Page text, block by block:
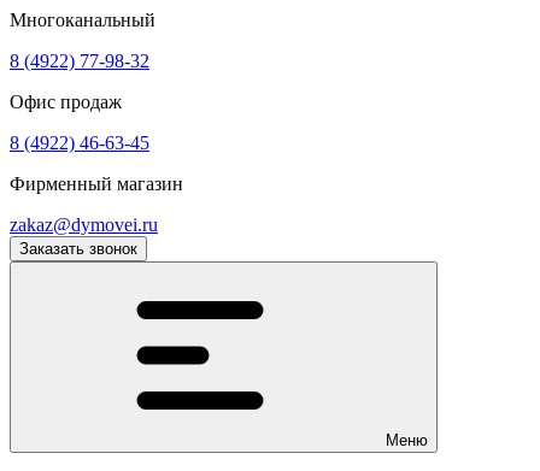
Многоканальный
8 (4922) 77-98-32
Офис продаж
8 (4922) 46-63-45
Фирменный магазин
zakaz@dymovei.ru
Заказать звонок
Меню